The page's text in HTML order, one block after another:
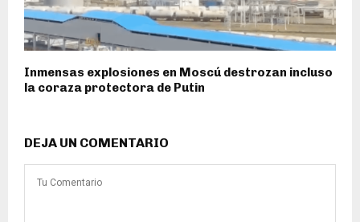
Inmensas explosiones en Moscú destrozan incluso
la coraza protectora de Putin
DEJA UN COMENTARIO